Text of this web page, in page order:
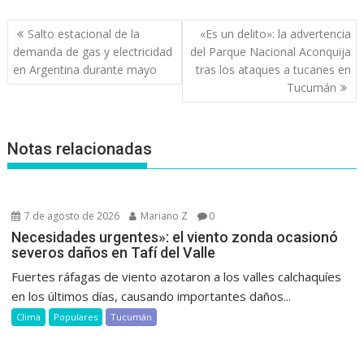
Navegación
de
entradas
Salto estacional de la
demanda de gas y electricidad
en Argentina durante mayo
«Es un delito»: la advertencia
del Parque Nacional Aconquija
tras los ataques a tucanes en
Tucumán
Notas relacionadas
7 de agosto de 2026 Mariano Z 0
Necesidades urgentes»: el viento zonda ocasionó
severos daños en Tafí del Valle
Fuertes ráfagas de viento azotaron a los valles calchaquíes
en los últimos días, causando importantes daños...
Clima Populares Tucumán